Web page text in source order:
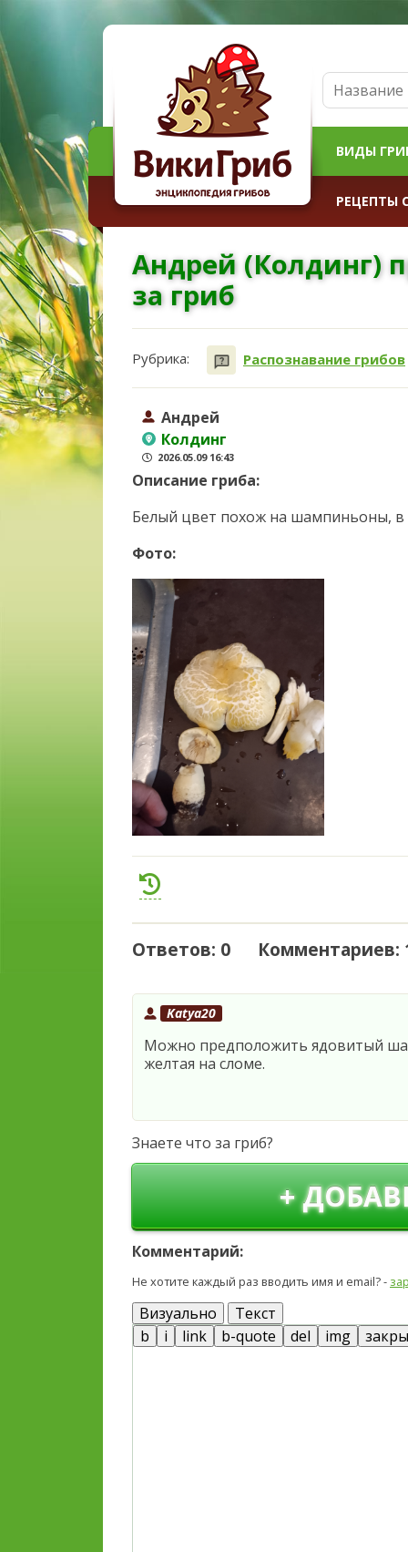
ВИДЫ
РЕЦЕПТЫ
Андрей (Колдинг)
за гриб
Рубрика: Распознавание грибов
Андрей
Колдинг
2026.05.09 16:43
Описание гриба:
Белый цвет похож на шампиньоны, в
Фото:
Ответов: 0 Комментариев:
Katya20
Можно предположить ядовитый
желтая на сломе.
Знаете что за гриб?
+
Комментарий:
Не хотите каждый раз вводить имя и email? -
Визуально Текст